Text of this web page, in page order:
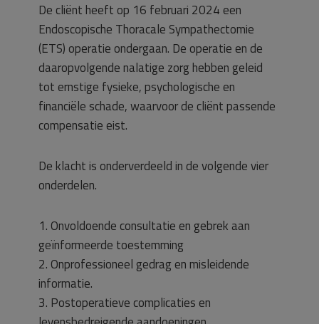
De cliënt heeft op 16 februari 2024 een
Endoscopische Thoracale Sympathectomie
(ETS) operatie ondergaan. De operatie en de
daaropvolgende nalatige zorg hebben geleid
tot ernstige fysieke, psychologische en
financiële schade, waarvoor de cliënt passende
compensatie eist.
De klacht is onderverdeeld in de volgende vier
onderdelen.
1. Onvoldoende consultatie en gebrek aan
geïnformeerde toestemming
2. Onprofessioneel gedrag en misleidende
informatie.
3. Postoperatieve complicaties en